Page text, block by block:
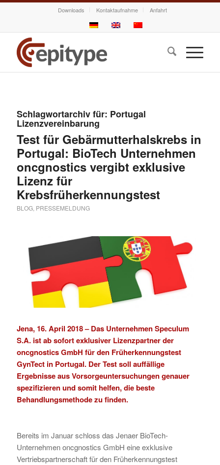
Downloads Kontaktaufnahme Anfahrt
Schlagwortarchiv für: Portugal
Lizenzvereinbarung
Test für Gebärmutterhalskrebs in
Portugal: BioTech Unternehmen
oncgnostics vergibt exklusive
Lizenz für
Krebsfrüherkennungstest
BLOG, PRESSEMELDUNG
Jena, 16. April 2018 – Das UnternehmenSpeculum
S.A.ist ab sofort exklusiver Lizenzpartner der
oncgnostics GmbH für den Früherkennungstest
GynTectin Portugal. Der Test soll auffällige
Ergebnisse aus Vorsorgeuntersuchungen genauer
spezifizieren und somit helfen, die beste
Behandlungsmethode zu finden.
Bereits im Januar schloss das Jenaer BioTech-
Unternehmen oncgnostics GmbH eine exklusive
Vertriebspartnerschaft für den Früherkennungstest